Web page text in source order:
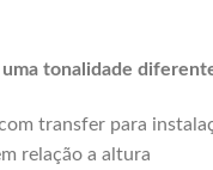
tonalidade
transfer para
relação a altura